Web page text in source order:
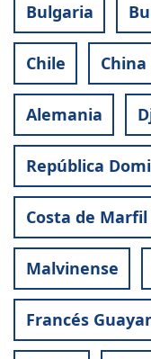
Bulgaria
Chile China
Alemania
República
Costa de Marfil
Malvinense
Francés